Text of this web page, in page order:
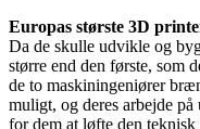
Europas største 3D
Da de skulle udvikle og
større end den første, som
de to maskiningeniører
muligt, og deres arbejde
for dem at løfte den